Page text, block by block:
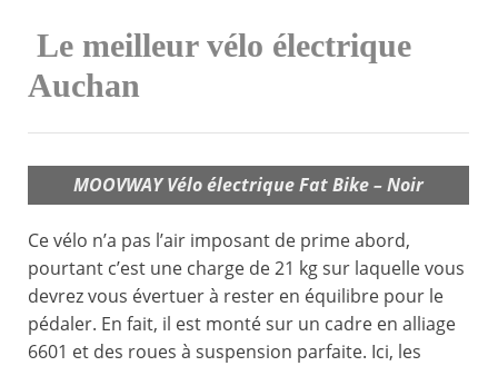
Le meilleur vélo électrique
Auchan
MOOVWAY Vélo électrique Fat Bike – Noir
Ce vélo n’a pas l’air imposant de prime abord,
pourtant c’est une charge de 21 kg sur laquelle vous
devrez vous évertuer à rester en équilibre pour le
pédaler. En fait, il est monté sur un cadre en alliage
6601 et des roues à suspension parfaite. Ici, les